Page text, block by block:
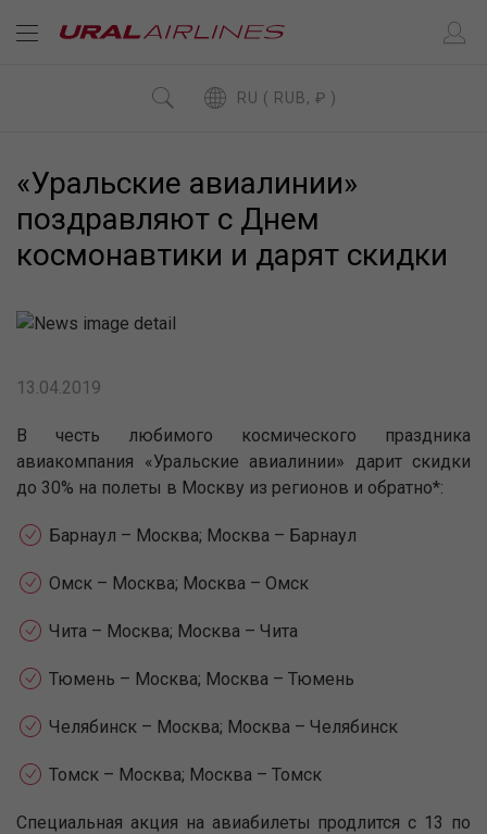
RU ( RUB, ₽ )
«Уральские авиалинии»
поздравляют с Днем
космонавтики и дарят скидки
13.04.2019
В честь любимого космического праздника
авиакомпания «Уральские авиалинии» дарит скидки
до 30% на полеты в Москву из регионов и обратно*:
Барнаул – Москва; Москва – Барнаул
Омск – Москва; Москва – Омск
Чита – Москва; Москва – Чита
Тюмень – Москва; Москва – Тюмень
Челябинск – Москва; Москва – Челябинск
Томск – Москва; Москва – Томск
Специальная акция на авиабилеты продлится с 13 по